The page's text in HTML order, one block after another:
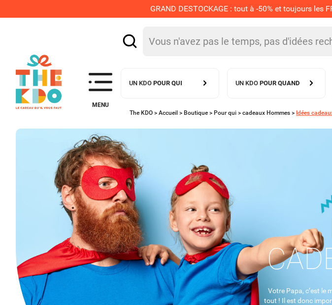
GRAND DESTOCKAGE : tout à -50% et toujours les
MENU
UN KDOPOUR QUI UN KDOPOUR QUAND
The KDO >Accueil > Boutique > Pour qui >cadeaux Hommes > Idées
Votre Papa, c’est le
tout ! Il est donc